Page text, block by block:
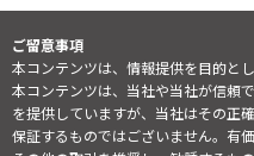
ご留意事項
本コンテンツは、情報提供を目的とし
本コンテンツは、当社や当社が信頼
を提供していますが、当社はその正
保証するものではございません。有